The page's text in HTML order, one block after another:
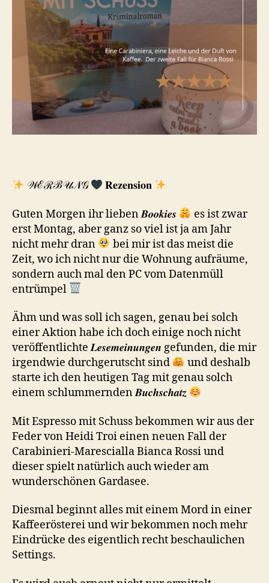
𝒲ℰℛℬ𝒰𝒩𝒢 𝐑𝐞𝐳𝐞𝐧𝐬𝐢𝐨𝐧
Guten Morgen ihr lieben 𝑩𝒐𝒐𝒌𝒊𝒆𝒔
es ist zwar
erst Montag, aber ganz so viel ist ja am Jahr
nicht mehr dran
bei mir ist das meist die
Zeit, wo ich nicht nur die Wohnung aufräume,
sondern auch mal den PC vom Datenmüll
entrümpel
Ähm und was soll ich sagen, genau bei solch
einer Aktion habe ich doch einige noch nicht
veröffentlichte 𝑳𝒆𝒔𝒆𝒎𝒆𝒊𝒏𝒖𝒏𝒈𝒆𝒏 gefunden, die mir
irgendwie durchgerutscht sind
und deshalb
starte ich den heutigen Tag mit genau solch
einem schlummernden 𝑩𝒖𝒄𝒉𝒔𝒄𝒉𝒂𝒕𝒛
Mit Espresso mit Schuss bekommen wir aus der
Feder von Heidi Troi einen neuen Fall der
Carabinieri-Marescialla Bianca Rossi und
dieser spielt natürlich auch wieder am
wunderschönen Gardasee.
Diesmal beginnt alles mit einem Mord in einer
Kaffeerösterei und wir bekommen noch mehr
Eindrücke des eigentlich recht beschaulichen
Settings.